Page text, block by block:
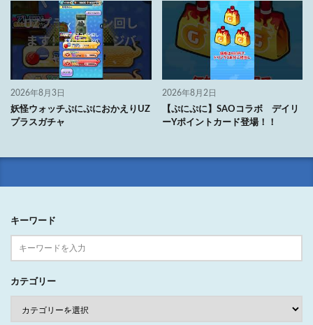
2026年8月3日
妖怪ウォッチぷにぷにおかえりUZ
プラスガチャ
2026年8月2日
【ぷにぷに】SAOコラボ デイリ
ーYポイントカード登場！！
キーワード
カテゴリー